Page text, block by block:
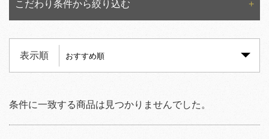
こだわり条件から絞り込む
表示順
条件に一致する商品は見つかりませんでした。